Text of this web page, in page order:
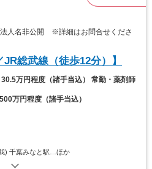
人名非公開 ※詳細はお問合せくださ
総武線（徒歩12分）】
30.5万円程度（諸手当込） 常勤・薬剤師
万円程度（諸手当込）
) 千葉みなと駅…ほか